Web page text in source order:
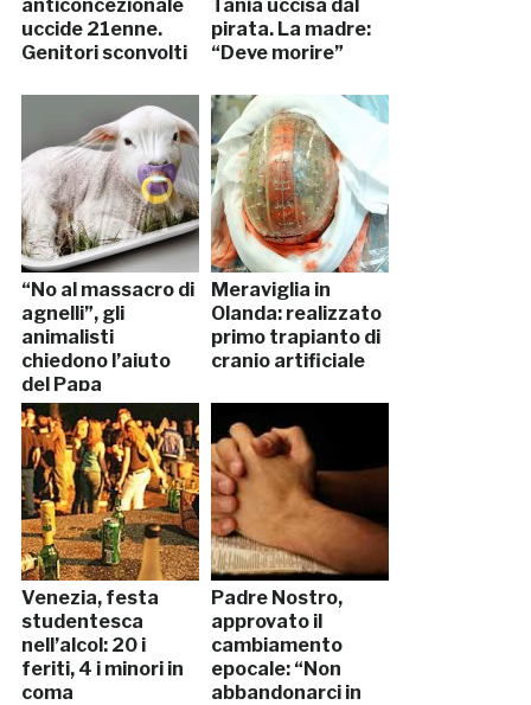
anticoncezionale
uccide 21enne.
Genitori sconvolti
Tania uccisa dal
pirata. La madre:
“Deve morire”
“No al massacro di
agnelli”, gli
animalisti
chiedono l’aiuto
del Papa
Meraviglia in
Olanda: realizzato
primo trapianto di
cranio artificiale
Venezia, festa
studentesca
nell’alcol: 20 i
feriti, 4 i minori in
coma
Padre Nostro,
approvato il
cambiamento
epocale: “Non
abbandonarci in